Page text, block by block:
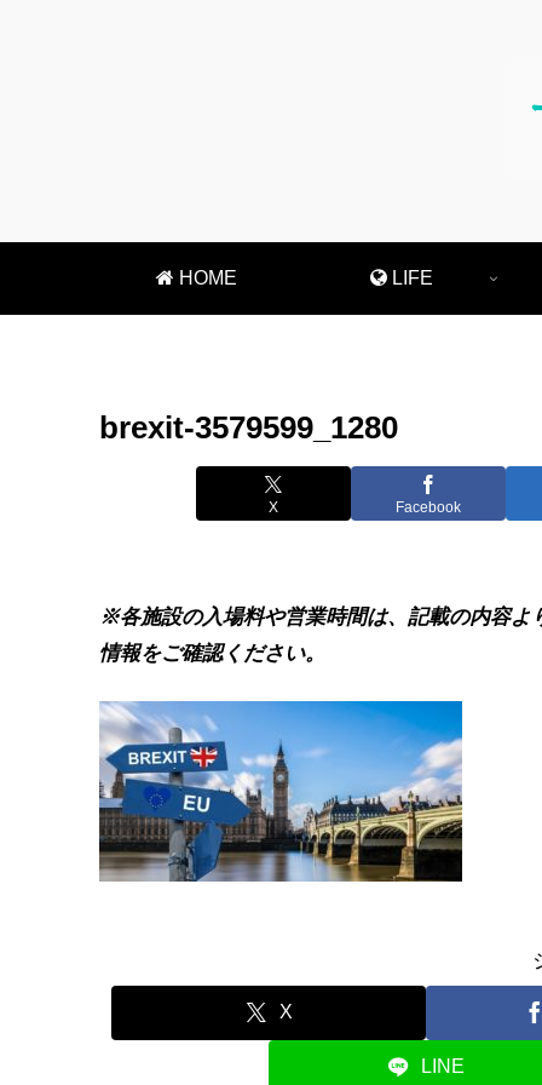
HOME LIFE
brexit-3579599_1280
X Facebook
※各施設の入場料や営業時間は、記載の内容よ
情報をご確認ください。
X
LINE